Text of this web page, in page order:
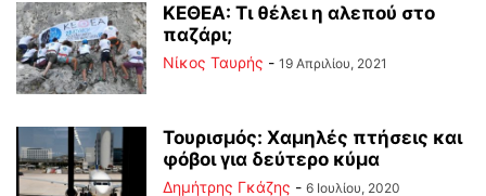
ΚΕΘΕΑ: Τι θέλει η αλεπού στο
παζάρι;
Νίκος Ταυρής - 19 Απριλίου, 2021
Τουρισμός: Χαμηλές πτήσεις και
φόβοι για δεύτερο κύμα
Δημήτρης Γκάζης - 6 Ιουλίου, 2020